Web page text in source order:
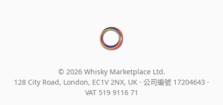
© 2026 Whisky Marketplace Ltd.
128 City Road, London, EC1V 2NX, UK · 公司編號 17204643 ·
VAT 519 9116 71